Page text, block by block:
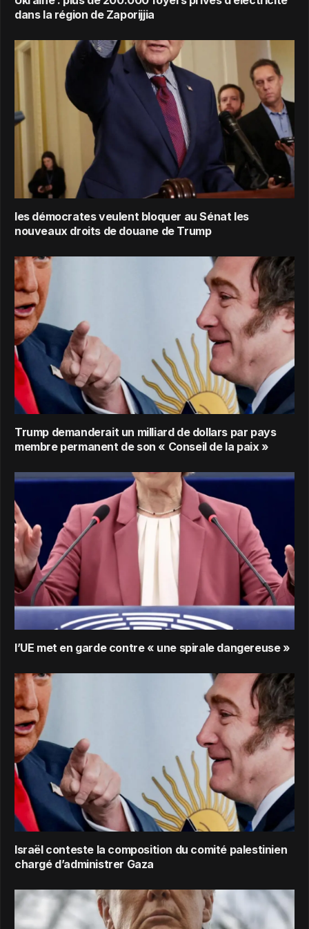
dans la région de Zaporijjia
les démocrates veulent bloquer au Sénat les
nouveaux droits de douane de Trump
Trump demanderait un milliard de dollars par pays
membre permanent de son « Conseil de la paix »
l’UE met en garde contre « une spirale dangereuse »
Israël conteste la composition du comité palestinien
chargé d’administrer Gaza